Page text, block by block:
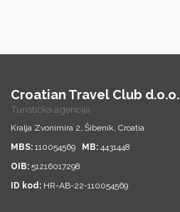
Croatian Travel Club d.o.o.
Turistička agencija
Kralja Zvonimira 2, Šibenik, Croatia
MBS: 110054569 MB: 4431448
OIB: 51216017298
ID kod: HR-AB-22-110054569